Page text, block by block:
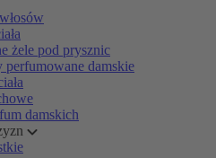
żele pod prysznic
perfumowane damskie
damskich